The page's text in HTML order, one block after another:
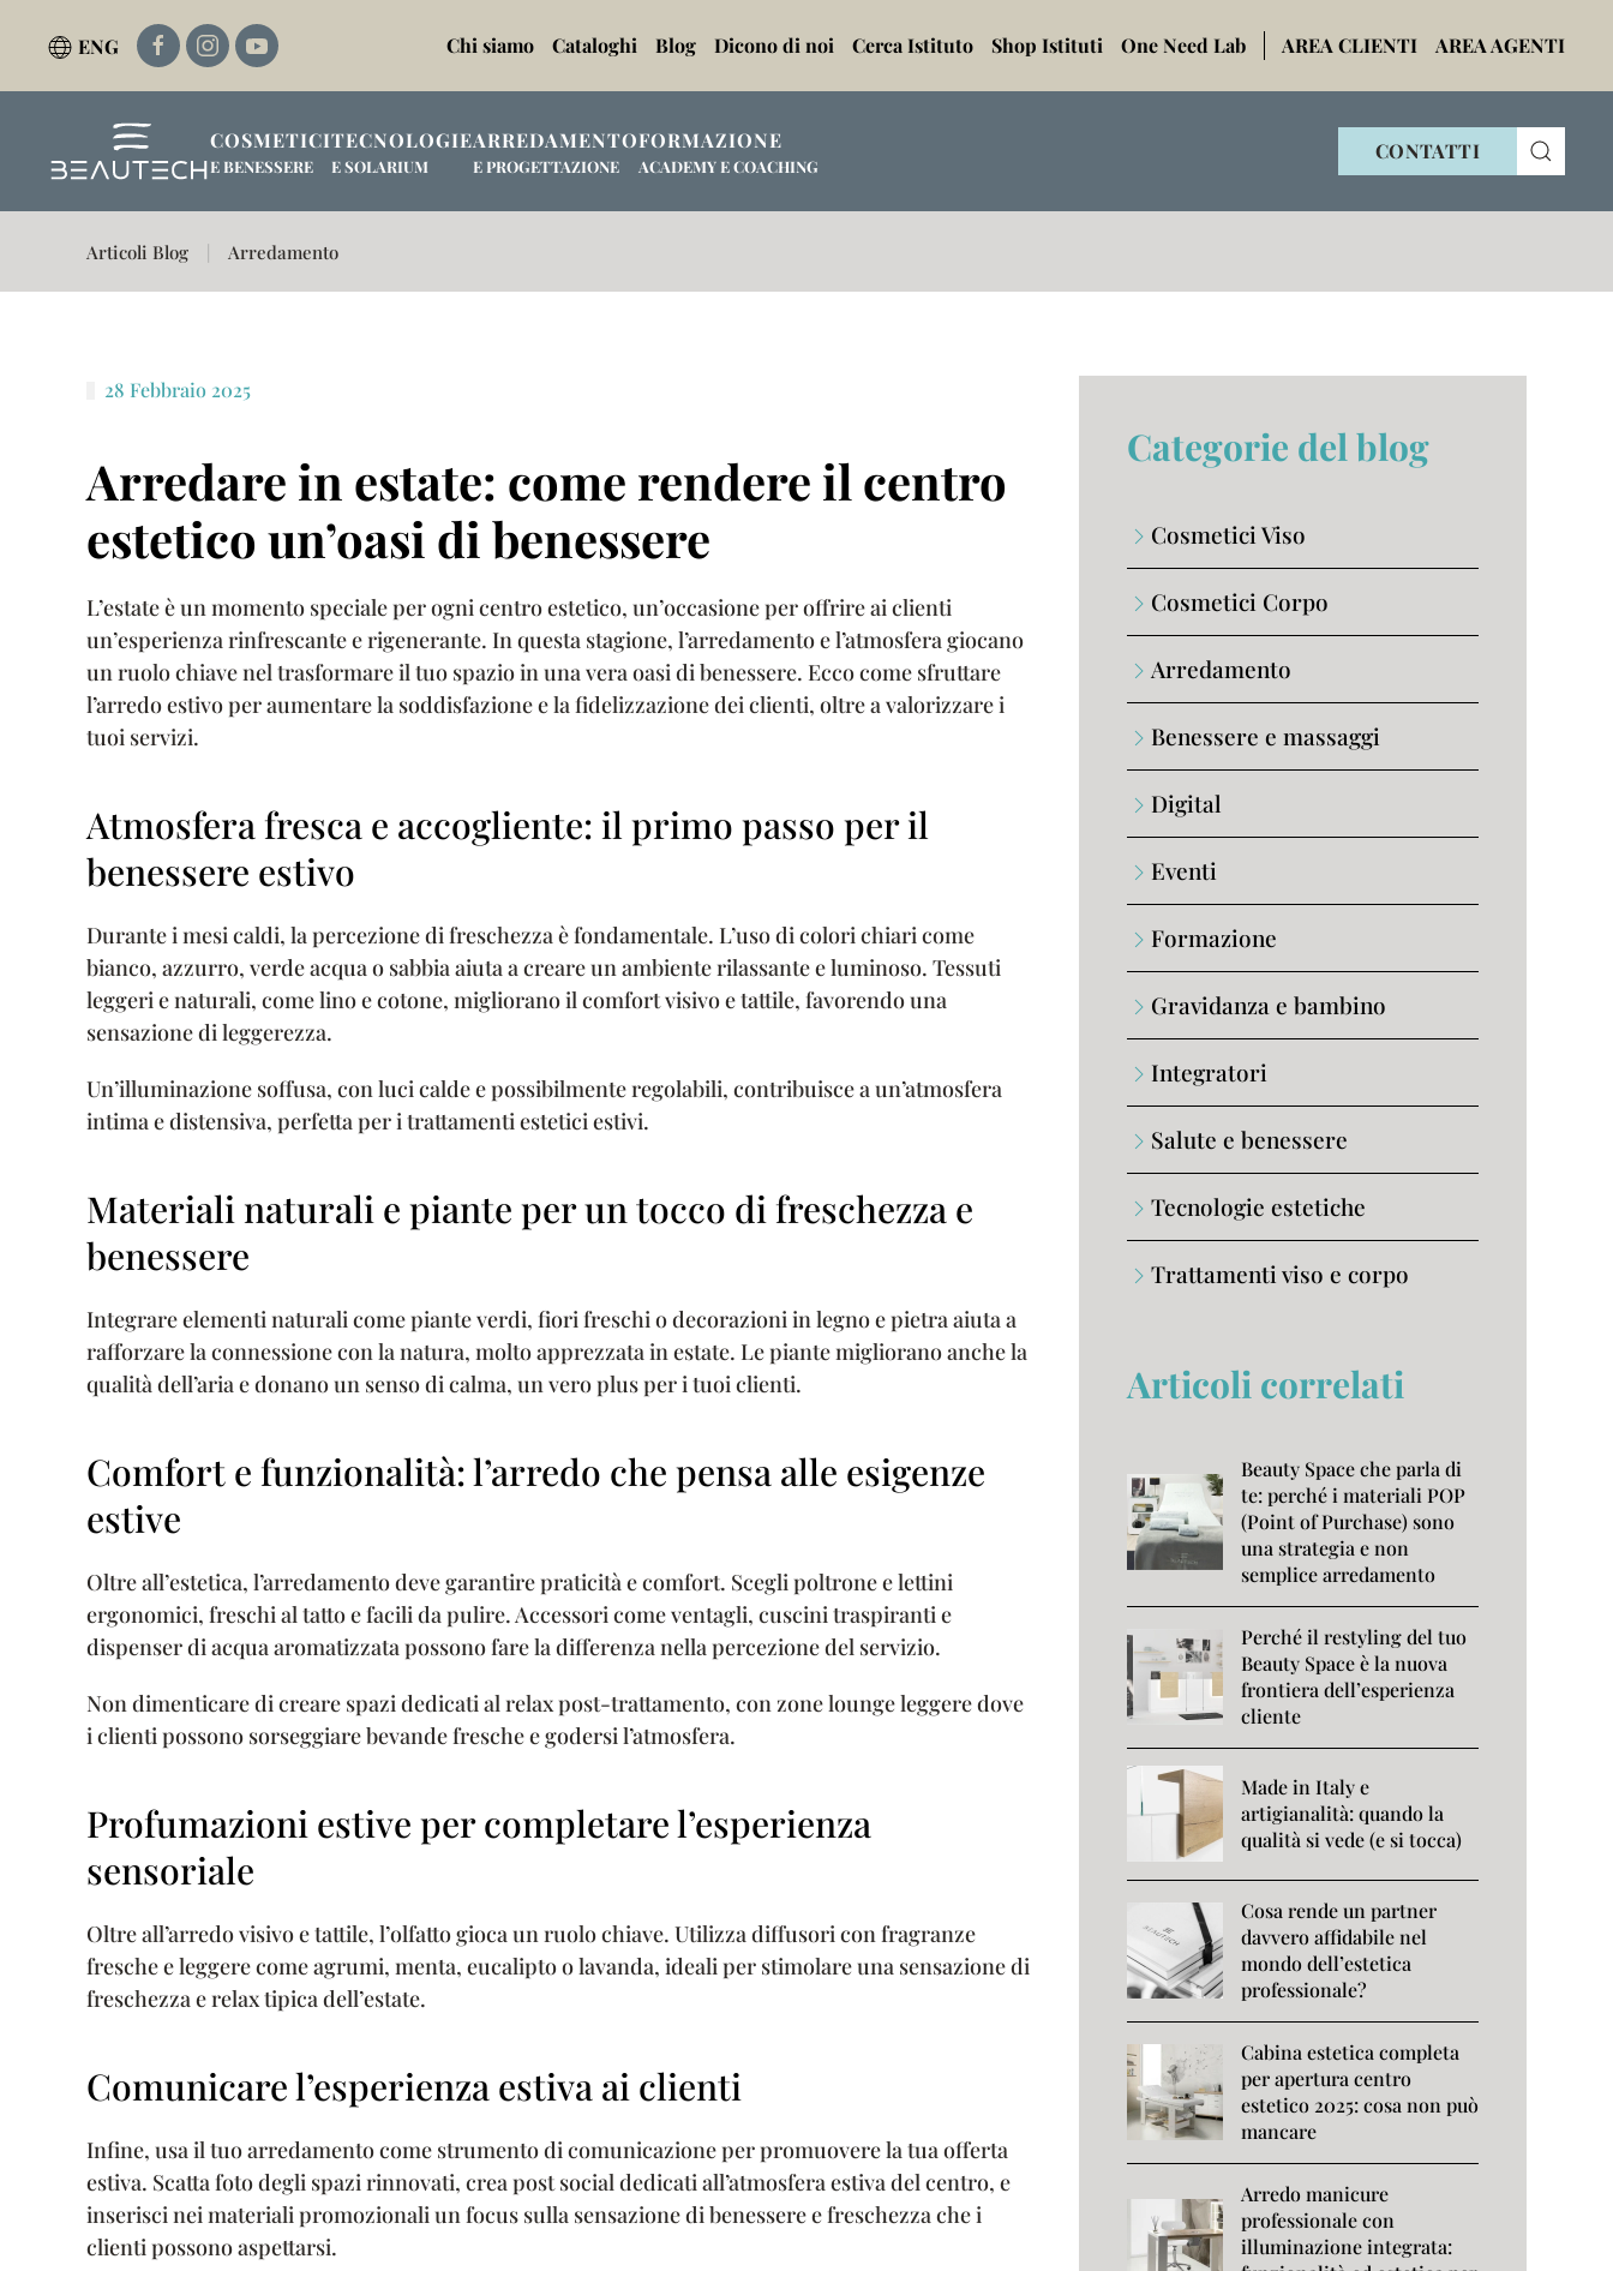
Passa al contenuto principale
ENG Chi siamo Cataloghi Blog Dicono di noi Cerca Istituto Shop Istituti One Need Lab AREA CLIENTI AREA AGENTI
COSMETICI
E BENESSERE
TECNOLOGIE
E SOLARIUM
ARREDAMENTO
E PROGETTAZIONE
FORMAZIONE
ACADEMY E COACHING
CONTATTI
Articoli Blog Arredamento
28 Febbraio 2025
Arredare in estate: come rendere il centro
estetico un’oasi di benessere
L’estate è un momento speciale per ogni centro estetico, un’occasione per offrire ai clienti
un’esperienza rinfrescante e rigenerante. In questa stagione, l’arredamento e l’atmosfera giocano
un ruolo chiave nel trasformare il tuo spazio in una vera oasi di benessere. Ecco come sfruttare
l’arredo estivo per aumentare la soddisfazione e la fidelizzazione dei clienti, oltre a valorizzare i
tuoi servizi.
Atmosfera fresca e accogliente: il primo passo per il
benessere estivo
Durante i mesi caldi, la percezione di freschezza è fondamentale. L’uso di colori chiari come
bianco, azzurro, verde acqua o sabbia aiuta a creare un ambiente rilassante e luminoso. Tessuti
leggeri e naturali, come lino e cotone, migliorano il comfort visivo e tattile, favorendo una
sensazione di leggerezza.
Un’illuminazione soffusa, con luci calde e possibilmente regolabili, contribuisce a un’atmosfera
intima e distensiva, perfetta per i trattamenti estetici estivi.
Materiali naturali e piante per un tocco di freschezza e
benessere
Integrare elementi naturali come piante verdi, fiori freschi o decorazioni in legno e pietra aiuta a
rafforzare la connessione con la natura, molto apprezzata in estate. Le piante migliorano anche la
qualità dell’aria e donano un senso di calma, un vero plus per i tuoi clienti.
Comfort e funzionalità: l’arredo che pensa alle esigenze
estive
Oltre all’estetica, l’arredamento deve garantire praticità e comfort. Scegli poltrone e lettini
ergonomici, freschi al tatto e facili da pulire. Accessori come ventagli, cuscini traspiranti e
dispenser di acqua aromatizzata possono fare la differenza nella percezione del servizio.
Non dimenticare di creare spazi dedicati al relax post-trattamento, con zone lounge leggere dove
i clienti possono sorseggiare bevande fresche e godersi l’atmosfera.
Profumazioni estive per completare l’esperienza
sensoriale
Oltre all’arredo visivo e tattile, l’olfatto gioca un ruolo chiave. Utilizza diffusori con fragranze
fresche e leggere come agrumi, menta, eucalipto o lavanda, ideali per stimolare una sensazione di
freschezza e relax tipica dell’estate.
Comunicare l’esperienza estiva ai clienti
Infine, usa il tuo arredamento come strumento di comunicazione per promuovere la tua offerta
estiva. Scatta foto degli spazi rinnovati, crea post social dedicati all’atmosfera estiva del centro, e
inserisci nei materiali promozionali un focus sulla sensazione di benessere e freschezza che i
clienti possono aspettarsi.
Categorie del blog
Cosmetici Viso
Cosmetici Corpo
Arredamento
Benessere e massaggi
Digital
Eventi
Formazione
Gravidanza e bambino
Integratori
Salute e benessere
Tecnologie estetiche
Trattamenti viso e corpo
Articoli correlati
Beauty Space che parla di
te: perché i materiali POP
(Point of Purchase) sono
una strategia e non
semplice arredamento
Perché il restyling del tuo
Beauty Space è la nuova
frontiera dell’esperienza
cliente
Made in Italy e
artigianalità: quando la
qualità si vede (e si tocca)
Cosa rende un partner
davvero affidabile nel
mondo dell’estetica
professionale?
Cabina estetica completa
per apertura centro
estetico 2025: cosa non può
mancare
Arredo manicure
professionale con
illuminazione integrata: